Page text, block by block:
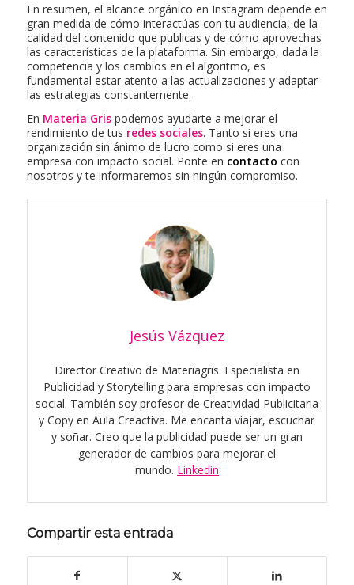
En resumen, el alcance orgánico en Instagram depende en
gran medida de cómo interactúas con tu audiencia, de la
calidad del contenido que publicas y de cómo aprovechas
las características de la plataforma. Sin embargo, dada la
competencia y los cambios en el algoritmo, es
fundamental estar atento a las actualizaciones y adaptar
las estrategias constantemente.
En Materia Grispodemos ayudarte a mejorar el
rendimiento de tus redes sociales. Tanto si eres una
organización sin ánimo de lucro como si eres una
empresa con impacto social. Ponte en contacto con
nosotros y te informaremos sin ningún compromiso.
Jesús Vázquez
Director Creativo de Materiagris. Especialista en
Publicidad y Storytelling para empresas con impacto
social. También soy profesor de Creatividad Publicitaria
y Copy en Aula Creactiva. Me encanta viajar, escuchar
y soñar. Creo que la publicidad puede ser un gran
generador de cambios para mejorar el
mundo. Linkedin
Compartir esta entrada